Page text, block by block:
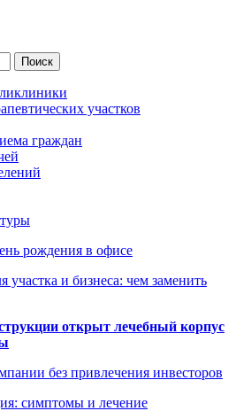
участков
граждан
рождения в офисе
и бизнеса: чем заменить
открыт лечебный корпус
без привлечения инвесторов
симптомы и лечение